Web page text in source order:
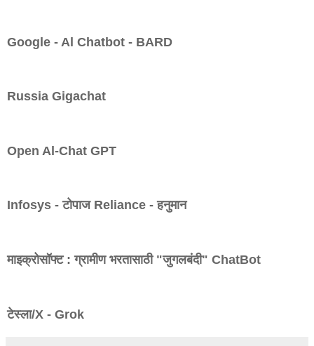
Google - Al Chatbot - BARD
Russia Gigachat
Open Al-Chat GPT
Infosys - टोपाज Reliance - हनुमान
माइक्रोसॉफ्ट : ग्रामीण भरतासाठी "जुगलबंदी" ChatBot
टेस्ला/X - Grok